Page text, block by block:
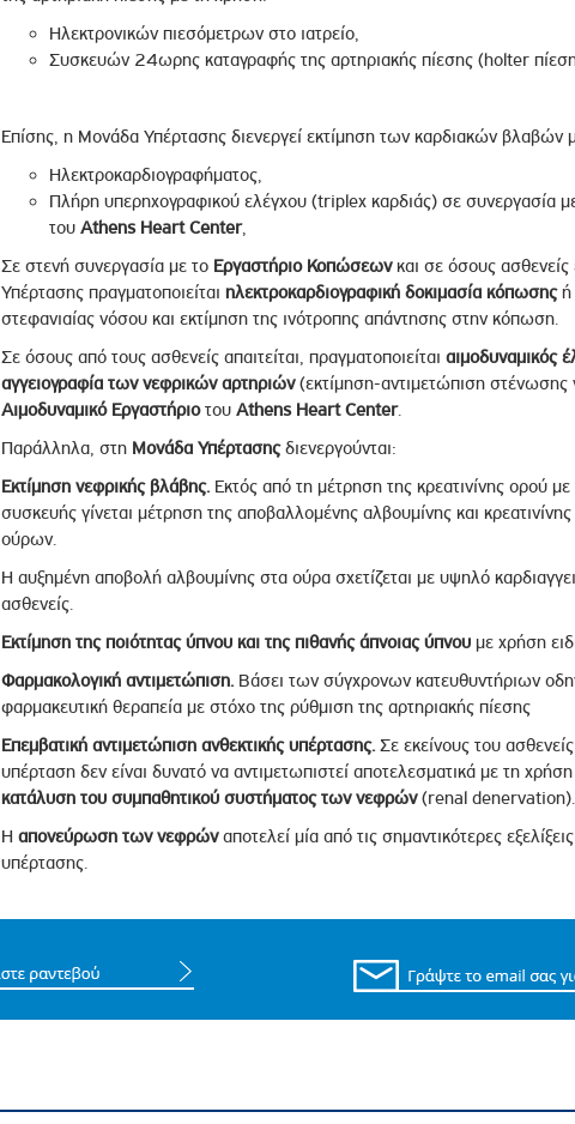
Ηλεκτρονικών πιεσόμετρων στο ιατρείο,
Συσκευών 24ωρης καταγραφής της αρτηριακής πίεσης (holter
Επίσης, η Μονάδα Υπέρτασης διενεργεί εκτίμηση των καρδιακών βλαβών
Ηλεκτροκαρδιογραφήματος,
Πλήρη υπερηχογραφικού ελέγχου (triplex καρδιάς) σε συνεργασία
του Athens Heart Center,
Σε στενή συνεργασία με το Εργαστήριο Κοπώσεωνκαι σε όσους ασθενείς
Υπέρτασης πραγματοποιείται ηλεκτροκαρδιογραφική δοκιμασία κόπωσηςή
στεφανιαίας νόσου και εκτίμηση της ινότροπης απάντησης στην κόπωση.
Σε όσους από τους ασθενείς απαιτείται, πραγματοποιείται αιμοδυναμικός
αγγειογραφία των νεφρικών αρτηριών(εκτίμηση-αντιμετώπιση
Αιμοδυναμικό Εργαστήριοτου Athens Heart Center.
Παράλληλα, στη Μονάδα Υπέρτασηςδιενεργούνται:
Εκτίμηση νεφρικής βλάβης.Εκτός από τη μέτρηση της κρεατινίνης ορού
συσκευής γίνεται μέτρηση της αποβαλλομένης αλβουμίνης και
ούρων.
Η αυξημένη αποβολή αλβουμίνης στα ούρα σχετίζεται με υψηλό
ασθενείς.
Εκτίμηση της ποιότητας ύπνου και της πιθανής άπνοιας ύπνουμε χρήση
Φαρμακολογική αντιμετώπιση.Βάσει των σύγχρονων κατευθυντήριων
φαρμακευτική θεραπεία με στόχο της ρύθμιση της αρτηριακής πίεσης
Επεμβατική αντιμετώπιση ανθεκτικής υπέρτασης.Σε εκείνους του
υπέρταση δεν είναι δυνατό να αντιμετωπιστεί αποτελεσματικά με τη
κατάλυση του συμπαθητικού συστήματος των νεφρών(renal denervation).
Η απονεύρωση των νεφρώναποτελεί μία από τις σημαντικότερες
υπέρτασης.